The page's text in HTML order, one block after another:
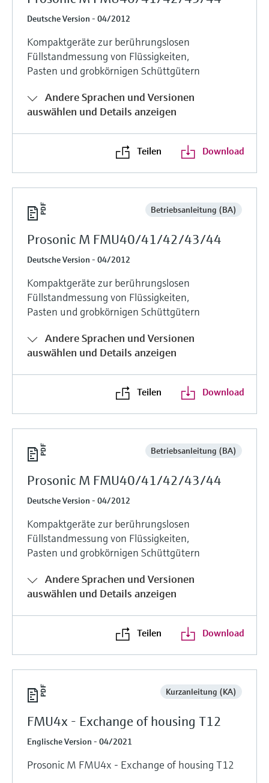
Deutsche Version - 04/2012
Kompaktgeräte zur berührungslosen
Füllstandmessung von Flüssigkeiten,
Pasten und grobkörnigen Schüttgütern
Andere Sprachen und Versionen
auswählen und Details anzeigen
Teilen Download
Betriebsanleitung (BA)
Prosonic M FMU40/41/42/43/44
Deutsche Version - 04/2012
Kompaktgeräte zur berührungslosen
Füllstandmessung von Flüssigkeiten,
Pasten und grobkörnigen Schüttgütern
Andere Sprachen und Versionen
auswählen und Details anzeigen
Teilen Download
Betriebsanleitung (BA)
Prosonic M FMU40/41/42/43/44
Deutsche Version - 04/2012
Kompaktgeräte zur berührungslosen
Füllstandmessung von Flüssigkeiten,
Pasten und grobkörnigen Schüttgütern
Andere Sprachen und Versionen
auswählen und Details anzeigen
Teilen Download
Kurzanleitung (KA)
FMU4x - Exchange of housing T12
Englische Version - 04/2021
Prosonic M FMU4x - Exchange of housing T12